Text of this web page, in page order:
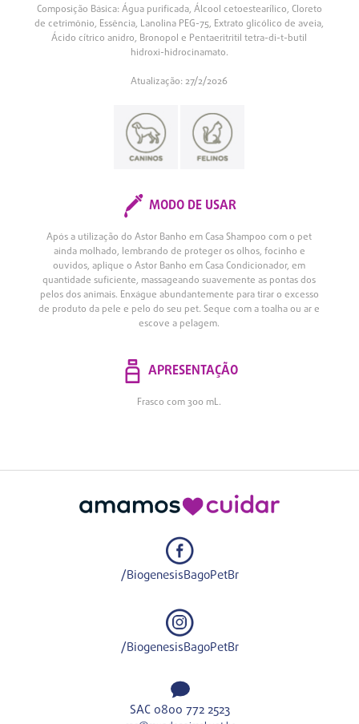
Composição Básica: Água purificada, Álcool cetoestearílico, Cloreto
de cetrimônio, Essência, Lanolina PEG-75, Extrato glicólico de aveia,
Ácido cítrico anidro, Bronopol e Pentaeritritil tetra-di-t-butil
hidroxi-hidrocinamato.
Atualização: 27/2/2026
MODO DE USAR
Após a utilização do Astor Banho em Casa Shampoo com o pet
ainda molhado, lembrando de proteger os olhos, focinho e
ouvidos, aplique o Astor Banho em Casa Condicionador, em
quantidade suficiente, massageando suavemente as pontas dos
pelos dos animais. Enxágue abundantemente para tirar o excesso
de produto da pele e pelo do seu pet. Seque com a toalha ou ar e
escove a pelagem.
APRESENTAÇÃO
Frasco com 300 mL.
/BiogenesisBagoPetBr
/BiogenesisBagoPetBr
SAC 0800 772 2523